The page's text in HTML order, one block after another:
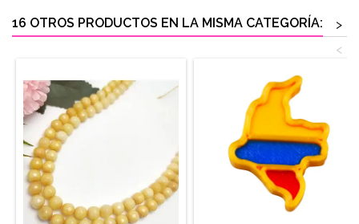
16 OTROS PRODUCTOS EN LA MISMA CATEGORÍA:
>
<